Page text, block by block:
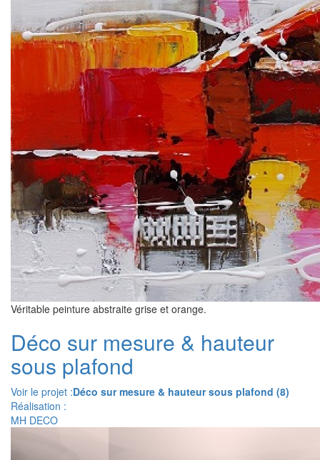
Véritable peinture abstraite grise et orange.
Déco sur mesure & hauteur
sous plafond
Voir le projet :Déco sur mesure & hauteur sous plafond (8)
Réalisation :
MH DECO